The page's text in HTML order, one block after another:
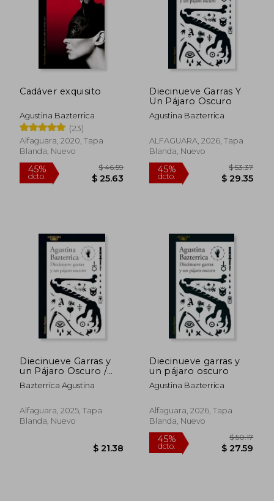
45%
Cadáver exquisito
Agustina Bazterrica
(23)
Alfaguara, 2020, Tapa
Blanda, Nuevo
dcto.
Diecinueve Garras Y
Un Pájaro Oscuro
Agustina Bazterrica
ALFAGUARA, 2026, Tapa
Blanda, Nuevo
dcto.
Diecinueve Garras y
un Pájaro Oscuro /
Nineteen Claws and a
Black Bird: Stories
Bazterrica Agustina
Alfaguara, 2025, Tapa
Blanda, Nuevo
Diecinueve garras y
un pájaro oscuro
Agustina Bazterrica
Alfaguara, 2026, Tapa
Blanda, Nuevo